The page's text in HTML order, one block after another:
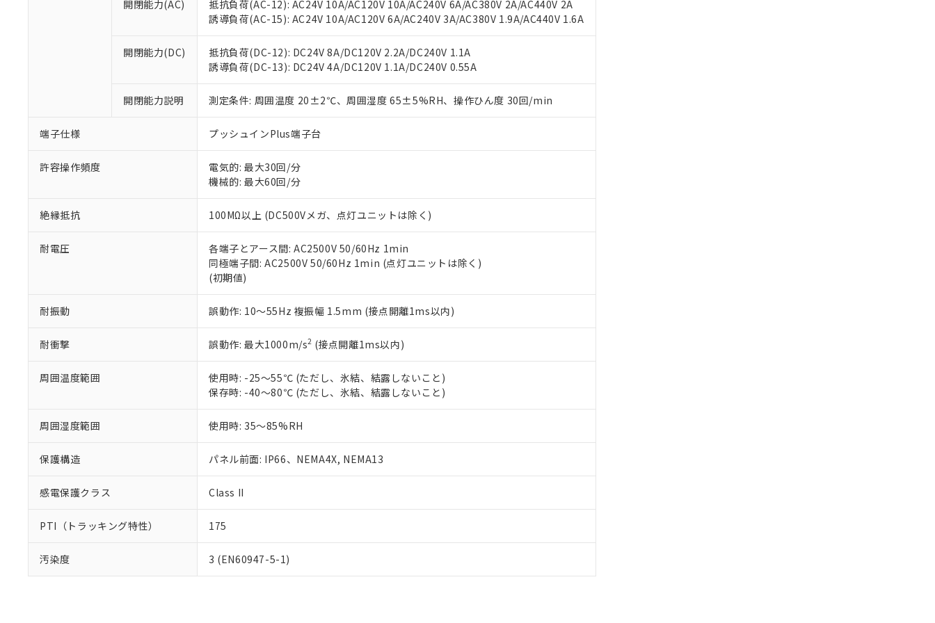
開閉能力(AC)
抵抗負荷(AC-12): AC24V 10A/AC120V 10A/AC240V 6A/AC380V 2A/AC440V 2A
誘導負荷(AC-15): AC24V 10A/AC120V 6A/AC240V 3A/AC380V 1.9A/AC440V 1.6A
開閉能力(DC)
抵抗負荷(DC-12): DC24V 8A/DC120V 2.2A/DC240V 1.1A
誘導負荷(DC-13): DC24V 4A/DC120V 1.1A/DC240V 0.55A
開閉能力説明 測定条件: 周囲温度 20±2℃、周囲湿度 65±5%RH、操作ひん度 30回/min
端子仕様 プッシュインPlus端子台
許容操作頻度
電気的: 最大30回/分
機械的: 最大60回/分
絶縁抵抗 100MΩ以上 (DC500Vメガ、点灯ユニットは除く)
耐電圧
各端子とアース間: AC2500V 50/60Hz 1min
同極端子間: AC2500V 50/60Hz 1min (点灯ユニットは除く)
(初期値)
耐振動 誤動作: 10～55Hz 複振幅 1.5mm (接点開離1ms以内)
耐衝撃 誤動作: 最大1000m/s2 (接点開離1ms以内)
周囲温度範囲
使用時: -25～55℃ (ただし、氷結、結露しないこと)
保存時: -40～80℃ (ただし、氷結、結露しないこと)
周囲湿度範囲 使用時: 35～85%RH
保護構造 パネル前面: IP66、NEMA4X, NEMA13
感電保護クラス Class II
PTI（トラッキング特性） 175
汚染度 3 (EN60947-5-1)
お客様が当ウェブサイト上で当社にご登録された部品リストについて、当社および当社の共同利用者
が、当社の製品・サービスに関するお客様との取引・商談に必要な範囲で利用することをご了承くだ
さい。
※当社の共同利用者とは、"個人情報の共同利用に関して"
いる法人を指します。
※3 非含有証明書ダウンロード
下記の非含有証明書をダウンロードすることができます。
EU RoHS指令（10物質）の非含有証明書
51物質の非含有証明書（当社基準）
※本証明書は発行日時点で非含有を証明するもので、過去に遡って非含有を証明するものではありません。
また、RoHS指令のフタル酸エステル類４物質の対応では、対応完了までの期間は出荷製品に未対応品が
既に当社にて対応品への在庫切替を完了していることから、特段のことがない限り、2022年1月12日よ
り割愛しております。
「－」：未確認です。当社販売部門へお問い合わせください。
合意する キャンセル
白